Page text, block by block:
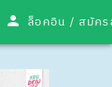
ล็อคอิน /